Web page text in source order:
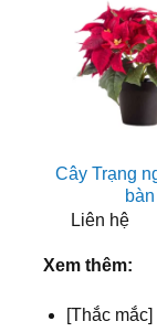
Cây Trạng
bàn
Liên hệ
Xem thêm:
[Thắc mắc]